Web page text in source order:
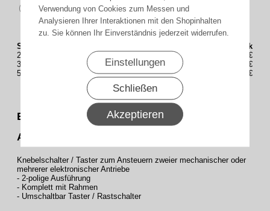
Verwendung von Cookies zum Messen und
Analysieren Ihrer Interaktionen mit den Shopinhalten
zu. Sie können Ihr Einverständnis jederzeit widerrufen.
Einstellungen
Schließen
Akzeptieren
zahlen
Staffelung (Stück)
Preis(Brutto) / Stück
2
24,39€
3
24,18€
5
23,87€
Becker - Knebelschalter / Taster 2-polig,
Aufputz
Knebelschalter / Taster zum Ansteuern zweier mechanischer oder
mehrerer elektronischer Antriebe
- 2-polige Ausführung
- Komplett mit Rahmen
- Umschaltbar Taster / Rastschalter